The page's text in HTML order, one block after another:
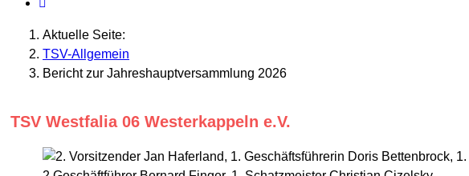
Aktuelle Seite:
TSV-Allgemein
Bericht zur Jahreshauptversammlung 2026
TSV Westfalia 06 Westerkappeln e.V.